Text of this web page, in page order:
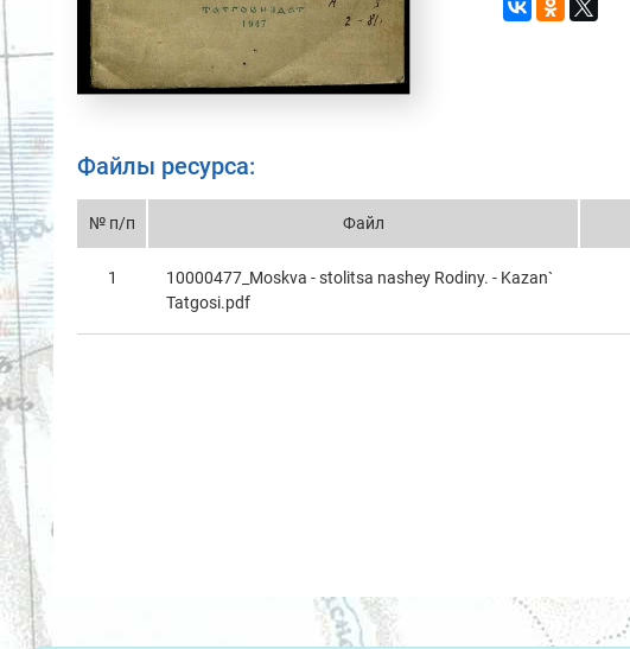
Файлы ресурса:
№ п/п Файл
1
10000477_Moskva - stolitsa nashey Rodiny. - Kazan`
Tatgosi.pdf